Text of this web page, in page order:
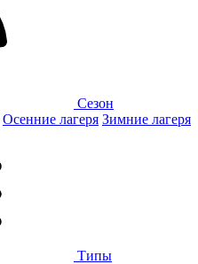
Сезон
Осенние лагеря Зимние лагеря
Типы